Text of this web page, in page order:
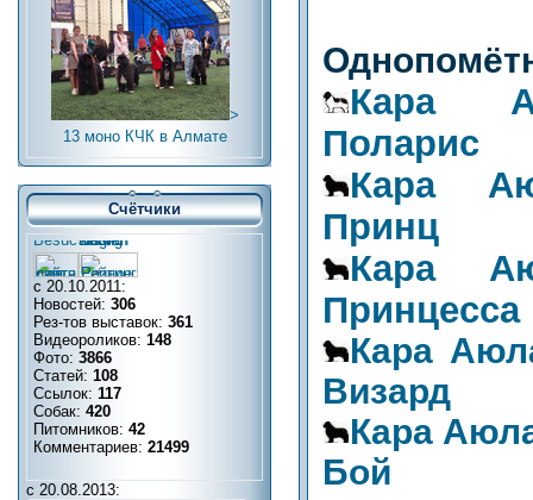
>
13 моно КЧК в Алмате
Счётчики
с 20.10.2011:
Новостей: 306
Рез-тов выставок: 361
Видеороликов: 148
Фото: 3866
Статей: 108
Ссылок: 117
Собак: 420
Питомников: 42
Комментариев: 21499
с 20.08.2013:
Кара
Поларис
Кара
Принц
Кара
Принцесса
Кара
Визард
Кара
Бой